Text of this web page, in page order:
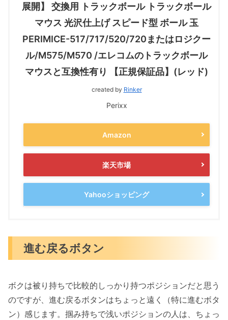
展開】 交換用 トラックボール トラックボール
マウス 光沢仕上げ スピード型 ボール 玉
PERIMICE-517/717/520/720またはロジクー
ル/M575/M570 /エレコムのトラックボール
マウスと互換性有り 【正規保証品】(レッド)
created by Rinker
Perixx
Amazon
楽天市場
Yahooショッピング
進む戻るボタン
ボクは被り持ちで比較的しっかり持つポジションだと思う
のですが、進む戻るボタンはちょっと遠く（特に進むボタ
ン）感じます。掴み持ちで浅いポジションの人は、ちょっ